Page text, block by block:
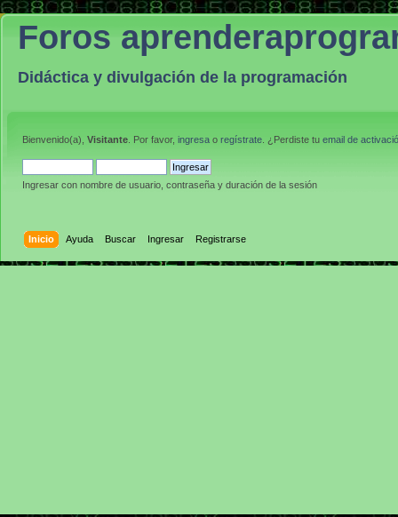
Foros
Didáctica y divulgación de la programación
Bienvenido(a), Visitante . Por favor, ingresa o regístrate . ¿Perdiste tu email de
Ingresar con nombre de usuario, contraseña y duración de la sesión
Inicio Ayuda Buscar Ingresar Registrarse